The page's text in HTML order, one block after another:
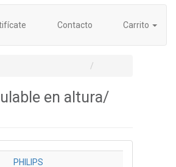
Contacto Carrito
en altura/
PHILIPS